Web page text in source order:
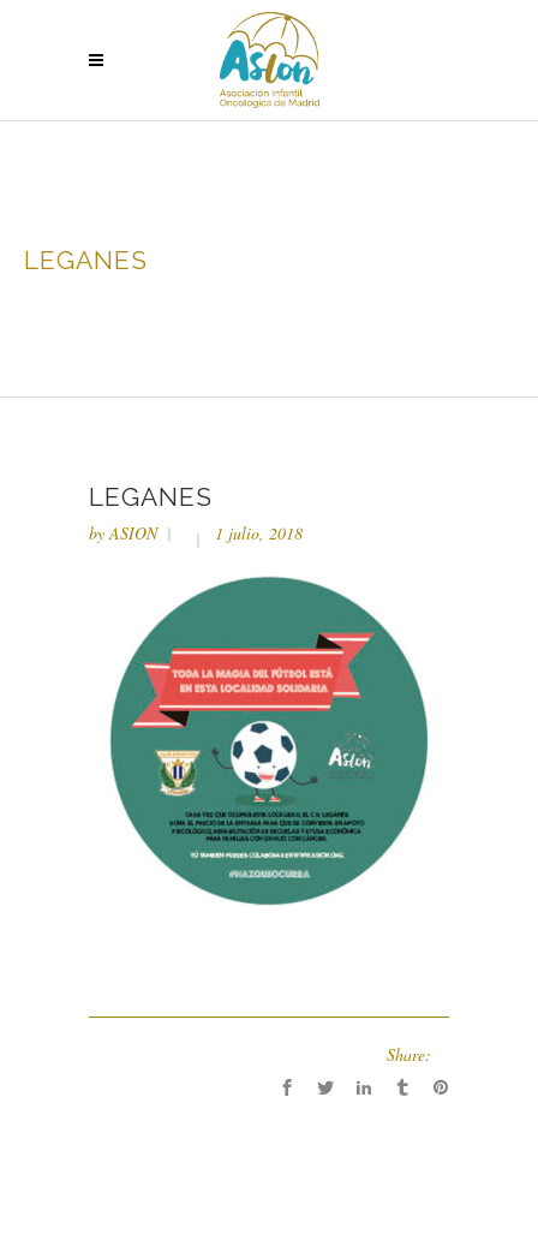
LEGANES
LEGANES
byASION 1 julio, 2018
Share: